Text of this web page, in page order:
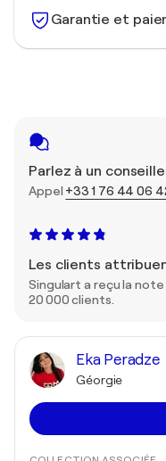
Garantie et
Parlez à un
Appel +33 1 76 44 06
Les clients
Singulart a reçu la
20 000 clients.
Eka Peradze
Géorgie